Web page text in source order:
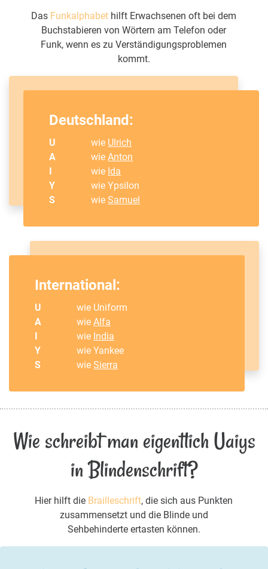
Das Funkalphabet hilft Erwachsenen oft bei dem
Buchstabieren von Wörtern am Telefon oder
Funk, wenn es zu Verständigungsproblemen
kommt.
Deutschland:
U wie Ulrich
A
wieAnton
I
wie Ida
Y
wie Ypsilon
S
wieSamuel
International:
U
wie Uniform
A
wieAlfa
I
wie India
Y
wie Yankee
S
wieSierra
Wie schreibt man eigentlich Uaiys
in Blindenschrift?
Hier hilft die Brailleschrift, die sich aus Punkten
zusammensetzt und die Blinde und
Sehbehinderte ertasten können.